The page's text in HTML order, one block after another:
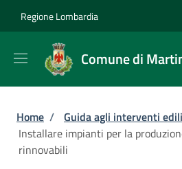
Regione Lombardia
Comune di
Briciole di pane
Home / Guida agli interventi
Installare impianti per la
rinnovabili